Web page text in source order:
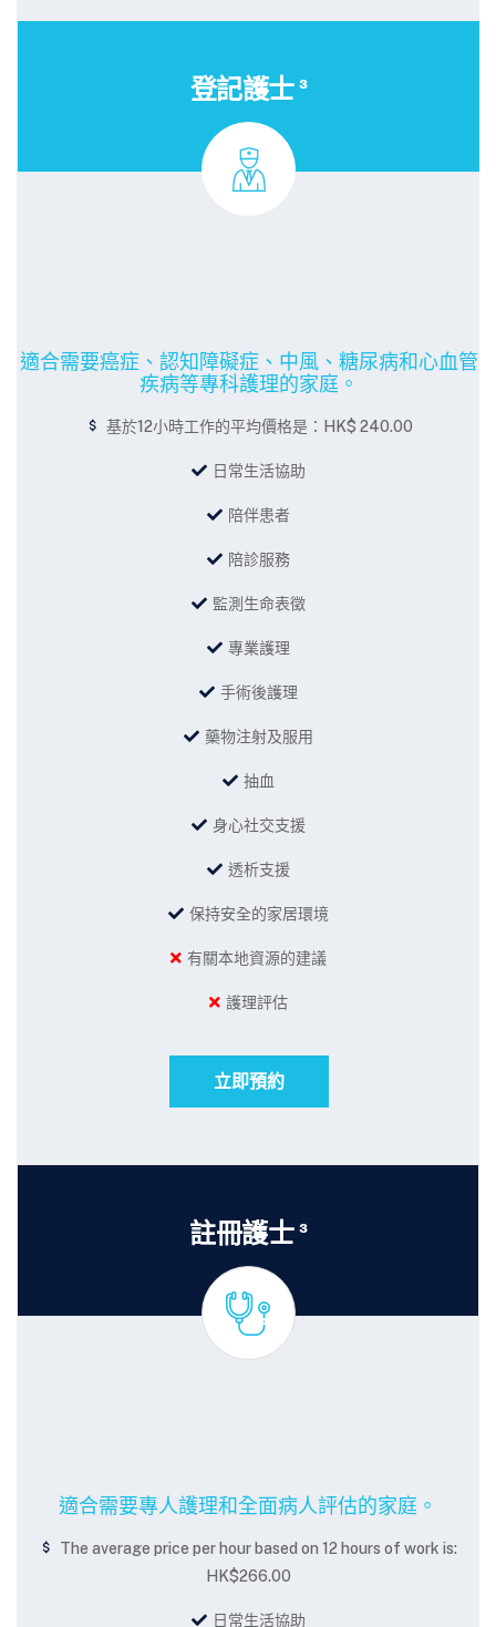
登記護士 ³
適合需要癌症、認知障礙症、中風、糖尿病和心血管
疾病等專科護理的家庭。
基於12小時工作的平均價格是：HK$ 240.00
日常生活協助
陪伴患者
陪診服務
監測生命表徵
專業護理
手術後護理
藥物注射及服用
抽血
身心社交支援
透析支援
保持安全的家居環境
有關本地資源的建議
護理評估
立即預約
註冊護士 ³
適合需要專人護理和全面病人評估的家庭。
The average price per hour based on 12 hours of work is:
HK$266.00
日常生活協助